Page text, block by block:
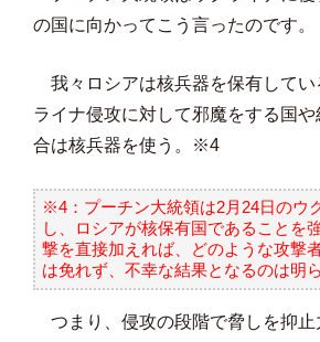
の国に向かってこう言ったのです。
我々ロシアは核兵器を保有してい
ライナ侵攻に対して邪魔をする国
合は核兵器を使う。※4
※4：プーチン大統領は2月24日のウ
し、ロシアが核保有国であることを
撃を直接加えれば、どのような攻撃
は免れず、不幸な結果となるのは明
つまり、侵攻の段階で脅しを抑止